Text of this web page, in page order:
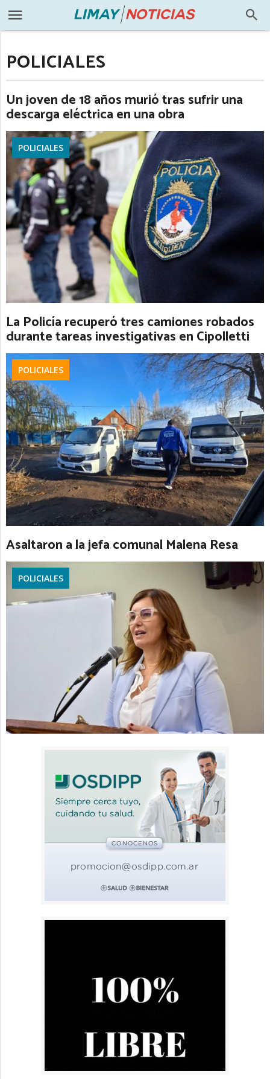
POLICIALES
Un joven de 18 años murió tras sufrir una
descarga eléctrica en una obra
POLICIALES
La Policía recuperó tres camiones robados
durante tareas investigativas en Cipolletti
POLICIALES
Asaltaron a la jefa comunal Malena Resa
POLICIALES